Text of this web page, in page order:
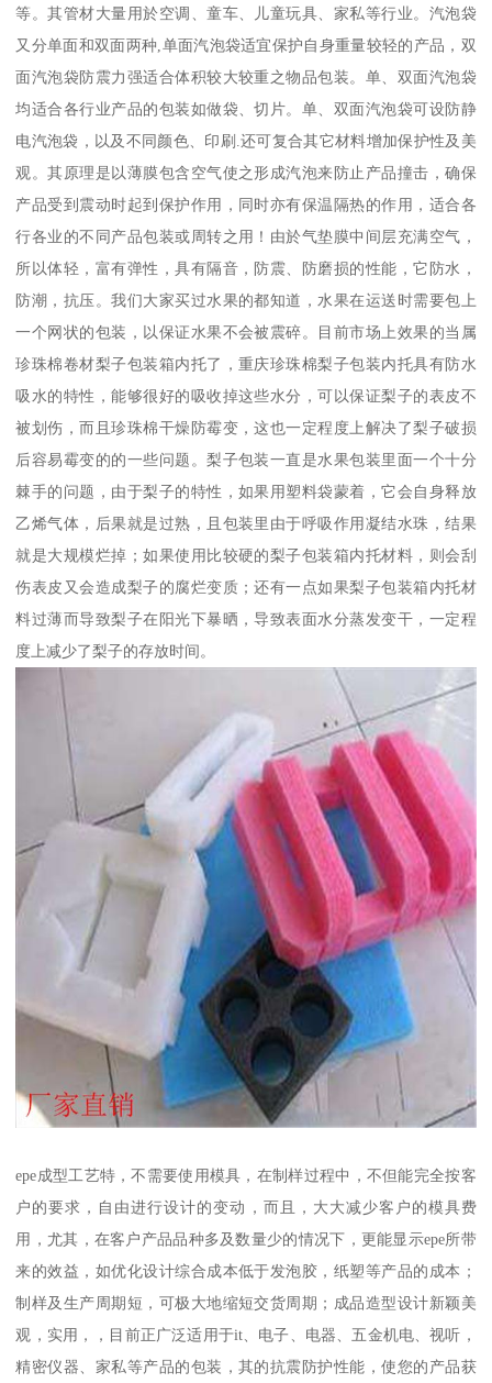
等。其管材大量用於空调、童车、儿童玩具、家私等行业。汽泡袋
又分单面和双面两种,单面汽泡袋适宜保护自身重量较轻的产品，双
面汽泡袋防震力强适合体积较大较重之物品包装。单、双面汽泡袋
均适合各行业产品的包装如做袋、切片。单、双面汽泡袋可设防静
电汽泡袋，以及不同颜色、印刷.还可复合其它材料增加保护性及美
观。其原理是以薄膜包含空气使之形成汽泡来防止产品撞击，确保
产品受到震动时起到保护作用，同时亦有保温隔热的作用，适合各
行各业的不同产品包装或周转之用！由於气垫膜中间层充满空气，
所以体轻，富有弹性，具有隔音，防震、防磨损的性能，它防水，
防潮，抗压。我们大家买过水果的都知道，水果在运送时需要包上
一个网状的包装，以保证水果不会被震碎。目前市场上效果的当属
珍珠棉卷材梨子包装箱内托了，重庆珍珠棉梨子包装内托具有防水
吸水的特性，能够很好的吸收掉这些水分，可以保证梨子的表皮不
被划伤，而且珍珠棉干燥防霉变，这也一定程度上解决了梨子破损
后容易霉变的的一些问题。梨子包装一直是水果包装里面一个十分
棘手的问题，由于梨子的特性，如果用塑料袋蒙着，它会自身释放
乙烯气体，后果就是过熟，且包装里由于呼吸作用凝结水珠，结果
就是大规模烂掉；如果使用比较硬的梨子包装箱内托材料，则会刮
伤表皮又会造成梨子的腐烂变质；还有一点如果梨子包装箱内托材
料过薄而导致梨子在阳光下暴晒，导致表面水分蒸发变干，一定程
度上减少了梨子的存放时间。
epe成型工艺特，不需要使用模具，在制样过程中，不但能完全按客
户的要求，自由进行设计的变动，而且，大大减少客户的模具费
用，尤其，在客户产品品种多及数量少的情况下，更能显示epe所带
来的效益，如优化设计综合成本低于发泡胶，纸塑等产品的成本；
制样及生产周期短，可极大地缩短交货周期；成品造型设计新颖美
观，实用，，目前正广泛适用于it、电子、电器、五金机电、视听，
精密仪器、家私等产品的包装，其的抗震防护性能，使您的产品获